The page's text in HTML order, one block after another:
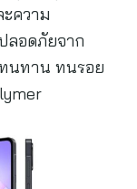
ความ
ลอดภัยจาก
นทาน ทนรอย